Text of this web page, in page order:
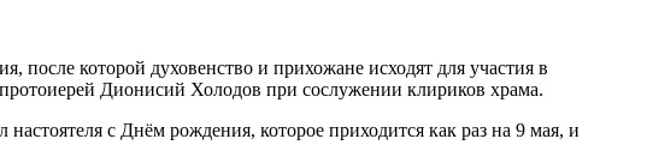
которой духовенство и прихожане исходят для участия в
Дионисий Холодов при сослужении клириков храма.
с Днём рождения, которое приходится как раз на 9 мая, и